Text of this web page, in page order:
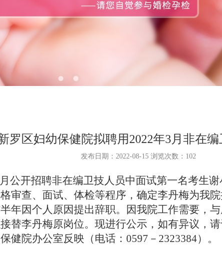
罗区妇幼保健院拟聘用2022年3月非在
发布日期：2022-08-15 浏览次数： 102
公开招聘非在编卫技人员中面试第一名考生谢
审查、面试、体检等程序，确定李丹梅为我
年因个人原因提出辞职。因我院工作需要，
替李丹梅原岗位。现进行公示， 如有异议，
健院办公室反映（电话：0597－2323384）。